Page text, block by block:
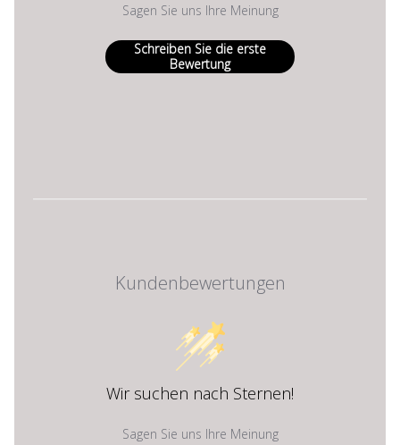
Sagen Sie uns Ihre Meinung
Schreiben Sie die erste
Bewertung
Kundenbewertungen
Wir suchen nach Sternen!
Sagen Sie uns Ihre Meinung